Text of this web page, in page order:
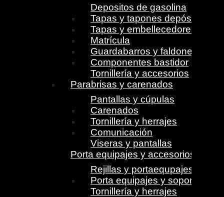
Depositos de gasolina
Tapas y tapones depósito
Tapas y embellecedores
Matrícula
Guardabarros y faldones
Componentes bastidor
Tornillería y accesorios
Parabrisas y carenados
Pantallas y cúpulas
Carenados
Tornillería y herrajes
Comunicación
Viseras y pantallas
Porta equipajes y accesorios
Rejillas y portaequpajes
Porta equipajes y soportes
Tornillería y herrajes